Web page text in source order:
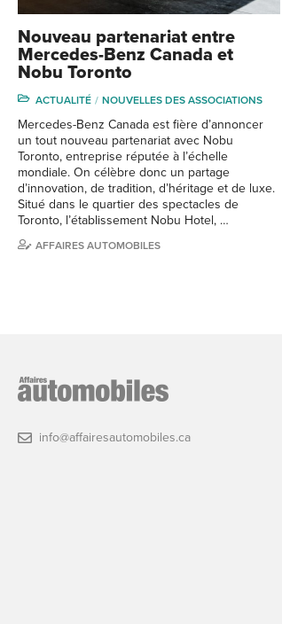
Nouveau partenariat entre
Mercedes-Benz Canada et
Nobu Toronto
ACTUALITÉ NOUVELLES DES ASSOCIATIONS
Mercedes-Benz Canada est fière d’annoncer
un tout nouveau partenariat avec Nobu
Toronto, entreprise réputée à l’échelle
mondiale. On célèbre donc un partage
d’innovation, de tradition, d’héritage et de luxe.
Situé dans le quartier des spectacles de
Toronto, l’établissement Nobu Hotel, …
AFFAIRES AUTOMOBILES
info@affairesautomobiles.ca